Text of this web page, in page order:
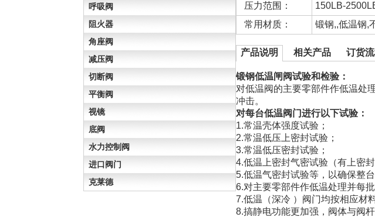
呼吸阀
阻火器
角座阀
减压阀
切断阀
平衡阀
视镜
底阀
水力控制阀
进口阀门
克莱德
压力范围：
150LB-
常用材质：
锻钢,,低温钢,
产品说明 相关产品 订货
锻钢低温闸阀试验和检验：
对低温阀的主要零部件作低温处
冲击。
对每台低温阀门进行以下试验：
1.常温壳体强度试验；
2.常温低压上密封试验；
3.常温低压密封试验；
4.低温上密封气密试验（有上密封
5.低温气密封试验等，以确保整
6.对主要零部件作低温处理并每
7.低温（深冷 ）阀门均按相应材
8.搞静电功能更加强，阀体与阀